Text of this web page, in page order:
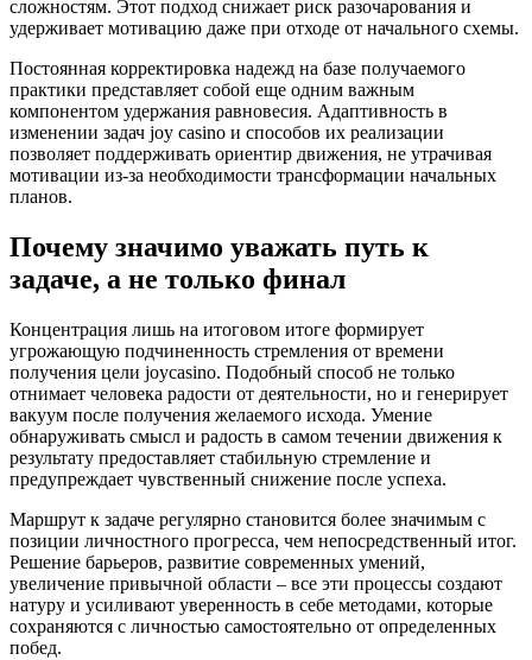
сложностям. Этот подход снижает риск разочарования и
удерживает мотивацию даже при отходе от начального схемы.
Постоянная корректировка надежд на базе получаемого
практики представляет собой еще одним важным
компонентом удержания равновесия. Адаптивность в
изменении задач joy casino и способов их реализации
позволяет поддерживать ориентир движения, не утрачивая
мотивации из-за необходимости трансформации начальных
планов.
Почему значимо уважать путь к
задаче, а не только финал
Концентрация лишь на итоговом итоге формирует
угрожающую подчиненность стремления от времени
получения цели joycasino. Подобный способ не только
отнимает человека радости от деятельности, но и генерирует
вакуум после получения желаемого исхода. Умение
обнаруживать смысл и радость в самом течении движения к
результату предоставляет стабильную стремление и
предупреждает чувственный снижение после успеха.
Маршрут к задаче регулярно становится более значимым с
позиции личностного прогресса, чем непосредственный итог.
Решение барьеров, развитие современных умений,
увеличение привычной области – все эти процессы создают
натуру и усиливают уверенность в себе методами, которые
сохраняются с личностью самостоятельно от определенных
побед.